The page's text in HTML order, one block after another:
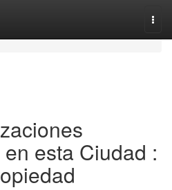
esta Ciudad :